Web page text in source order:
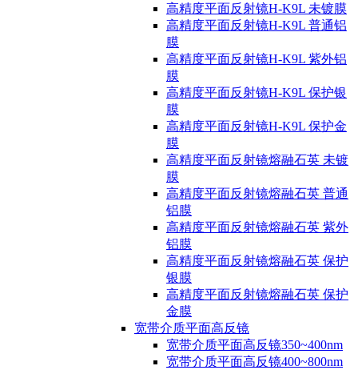
高精度平面反射镜H-K9L 未镀膜
高精度平面反射镜H-K9L 普通铝
膜
高精度平面反射镜H-K9L 紫外铝
膜
高精度平面反射镜H-K9L 保护银
膜
高精度平面反射镜H-K9L 保护金
膜
高精度平面反射镜熔融石英 未镀
膜
高精度平面反射镜熔融石英 普通
铝膜
高精度平面反射镜熔融石英 紫外
铝膜
高精度平面反射镜熔融石英 保护
银膜
高精度平面反射镜熔融石英 保护
金膜
宽带介质平面高反镜
宽带介质平面高反镜350~400nm
宽带介质平面高反镜400~800nm